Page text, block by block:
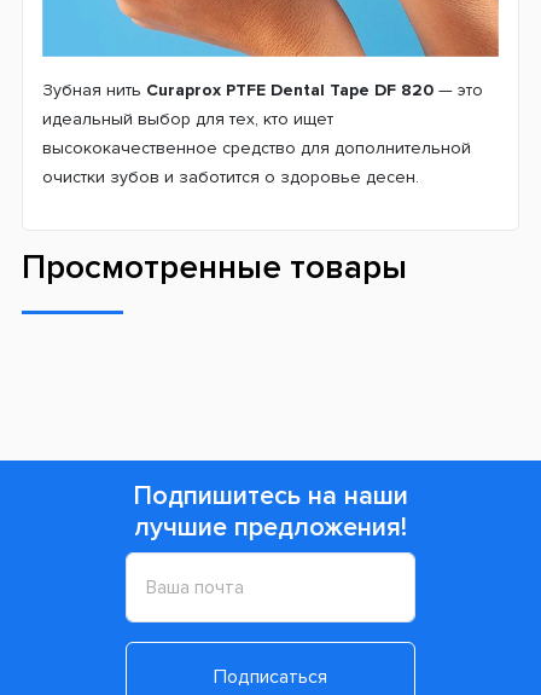
Зубная нить Curaprox PTFE Dental Tape DF 820 — это
идеальный выбор для тех, кто ищет
высококачественное средство для дополнительной
очистки зубов и заботится о здоровье десен.
Просмотренные товары
Подпишитесь на наши
лучшие предложения!
Подписаться